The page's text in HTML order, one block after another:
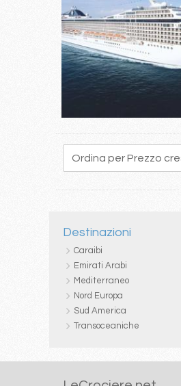
220 221 222
Destinazioni
Caraibi
Emirati Arabi
Mediterraneo
Nord Europa
Sud America
Transoceaniche